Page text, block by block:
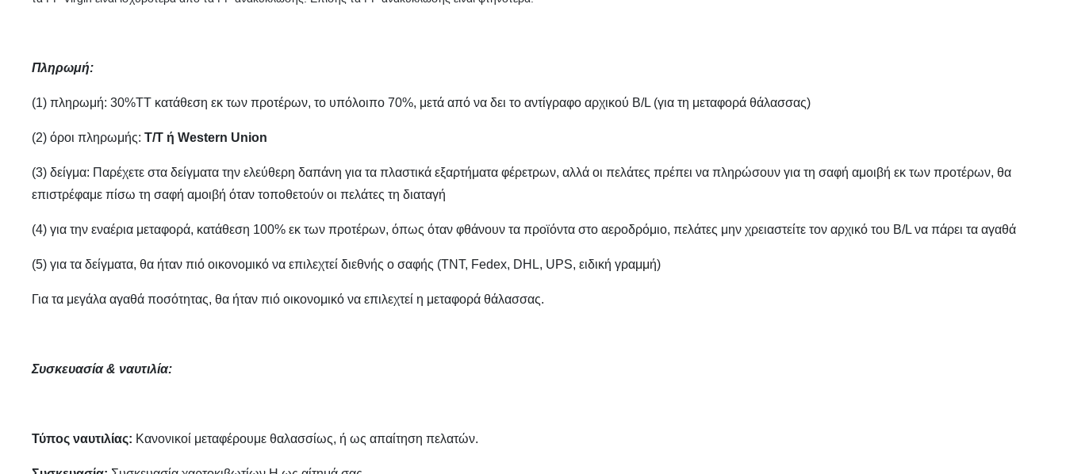
Πληρωμή:
(1) πληρωμή: 30%TT κατάθεση εκ των προτέρων, το υπόλοιπο 70%, μετά από να δει το αντίγραφο αρχικού B/L (για τη μεταφορά θάλασσας)
(2) όροι πληρωμής: T/T ή Western Union
(3) δείγμα: Παρέχετε στα δείγματα την ελεύθερη δαπάνη για τα πλαστικά εξαρτήματα φέρετρων, αλλά οι πελάτες πρέπει να πληρώσουν για τη σαφή αμοιβή εκ των προτέρων, θα
επιστρέφαμε πίσω τη σαφή αμοιβή όταν τοποθετούν οι πελάτες τη διαταγή
(4) για την εναέρια μεταφορά, κατάθεση 100% εκ των προτέρων, όπως όταν φθάνουν τα προϊόντα στο αεροδρόμιο, πελάτες μην χρειαστείτε τον αρχικό του B/L να πάρει τα αγαθά
(5) για τα δείγματα, θα ήταν πιό οικονομικό να επιλεχτεί διεθνής ο σαφής (TNT, Fedex, DHL, UPS, ειδική γραμμή)
Για τα μεγάλα αγαθά ποσότητας, θα ήταν πιό οικονομικό να επιλεχτεί η μεταφορά θάλασσας.
Συσκευασία & ναυτιλία:
Τύπος ναυτιλίας: Κανονικοί μεταφέρουμε θαλασσίως, ή ως απαίτηση πελατών.